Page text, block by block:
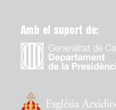
Amb el suport de: